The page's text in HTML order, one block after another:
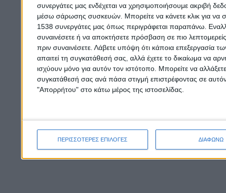
συνεργάτες μας ενδέχεται να χρησιμοποιήσουμε ακριβή
μέσω σάρωσης συσκευών. Μπορείτε να κάνετε κλικ για να
1538 συνεργάτες μας όπως περιγράφεται παραπάνω.
συναινέσετε ή να αποκτήσετε πρόσβαση σε πιο
πριν συναινέσετε. Λάβετε υπόψη ότι κάποια επεξεργασία
απαιτεί τη συγκατάθεσή σας, αλλά έχετε το δικαίωμα να
ισχύουν μόνο για αυτόν τον ιστότοπο. Μπορείτε να
συγκατάθεσή σας ανά πάσα στιγμή επιστρέφοντας σε
"Απορρήτου" στο κάτω μέρος της ιστοσελίδας.
ΠΕΡΙΣΣΟΤΕΡΕΣ ΕΠΙΛΟΓΕΣ ΔΙΑΦΩΝΩ